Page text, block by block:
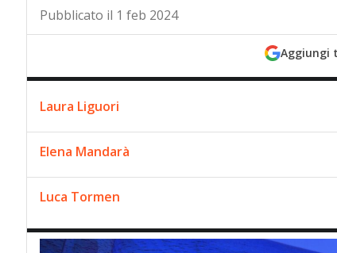
Pubblicato il 1 feb 2024
Aggiungi
Laura Liguori
Elena Mandarà
Luca Tormen